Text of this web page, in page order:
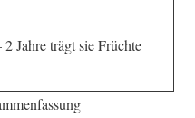
Jahre trägt sie Früchte